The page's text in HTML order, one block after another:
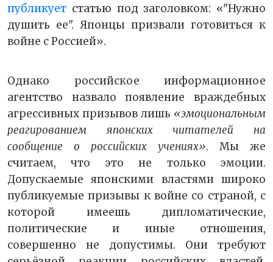
публикует статью под заголовком: «"Нужно
душить ее". Японцы призвали готовиться к
войне с Россией».
Однако российское информационное
агентство назвало появление враждебных
агрессивных призывов лишь «эмоциональным
реагированием японских читателей на
сообщение о российских учениях». Мы же
считаем, что это не только эмоции.
Допускаемые японскими властями широко
публикуемые призывы к войне со страной, с
которой имеешь дипломатические,
политические и иные отношения,
совершенно не допустимы. Они требуют